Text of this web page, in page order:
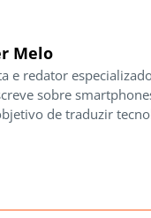
Melo
e redator
sobre
de traduzir